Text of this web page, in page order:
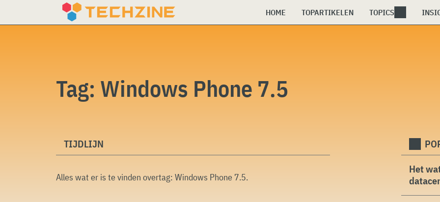
HOME TOPARTIKELEN TOPICS
Tag: Windows Phone 7.5
TIJDLIJN
Alles wat er is te vinden overtag: Windows Phone 7.5.
Het